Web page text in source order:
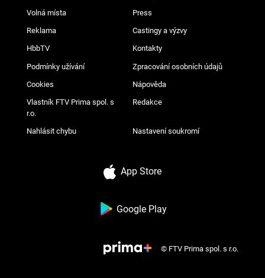
Volná místa Press
Reklama Castingy a výzvy
HbbTV Kontakty
Podmínky užívání Zpracování osobních údajů
Cookies Nápověda
Vlastník FTV Prima spol. s
r.o.
Redakce
Nahlásit chybu Nastavení soukromí
App Store
Google Play
© FTV Prima spol. s r.o.